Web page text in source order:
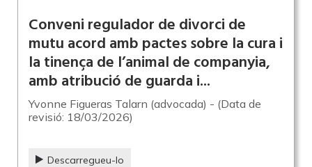
Conveni regulador de divorci de
mutu acord amb pactes sobre la cura i
la tinença de l’animal de companyia,
amb atribució de guarda i...
Yvonne Figueras Talarn (advocada) - (Data de
revisió: 18/03/2026)
Descarregueu-lo